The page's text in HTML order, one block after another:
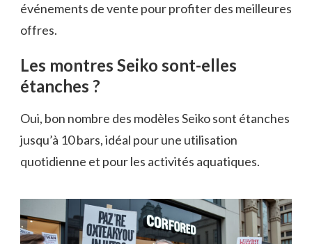
événements de vente pour profiter des meilleures
offres.
Les montres Seiko sont-elles
étanches ?
Oui, bon nombre des modèles Seiko sont étanches
jusqu’à 10 bars, idéal pour une utilisation
quotidienne et pour les activités aquatiques.